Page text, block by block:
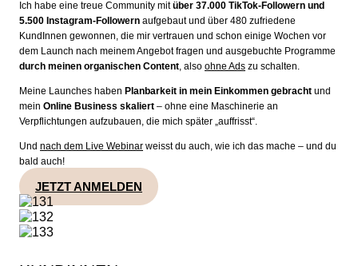
Ich habe eine treue Community mitüber 37.000 TikTok-Followern und
5.500 Instagram-Followern aufgebaut und über 480 zufriedene
KundInnen gewonnen, die mir vertrauen und schon einige Wochen vor
dem Launch nach meinem Angebot fragen und ausgebuchte Programme
durch meinen organischen Content, also ohne Ads zu schalten.
Meine Launches haben Planbarkeit in mein Einkommen gebracht und
mein Online Business skaliert – ohne eine Maschinerie an
Verpflichtungen aufzubauen, die mich später „auffrisst“.
Und nach dem Live Webinar weisst du auch, wie ich das mache – und du
bald auch!
JETZT ANMELDEN